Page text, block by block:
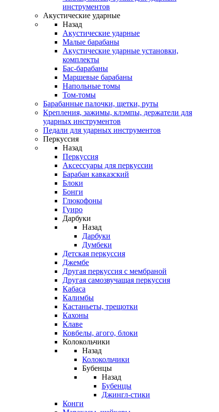
инструментов
Акустические ударные
Назад
Акустические ударные
Mалые барабаны
Акустические ударные установки,
комплекты
Бас-барабаны
Маршевые барабаны
Напольные томы
Том-томы
Барабанные палочки, щетки, руты
Крепления, зажимы, клэмпы, держатели для
ударных инструментов
Педали для ударных инструментов
Перкуссия
Назад
Перкуссия
Аксессуары для перкуссии
Барабан кавказский
Блоки
Бонги
Глюкофоны
Гуиро
Дарбуки
Назад
Дарбуки
Думбеки
Детская перкуссия
Джембе
Другая перкуссия с мембраной
Другая самозвучащая перкуссия
Кабаса
Калимбы
Кастаньеты, трещотки
Кахоны
Клаве
Ковбелы, агого, блоки
Колокольчики
Назад
Колокольчики
Бубенцы
Назад
Бубенцы
Джингл-стики
Конги